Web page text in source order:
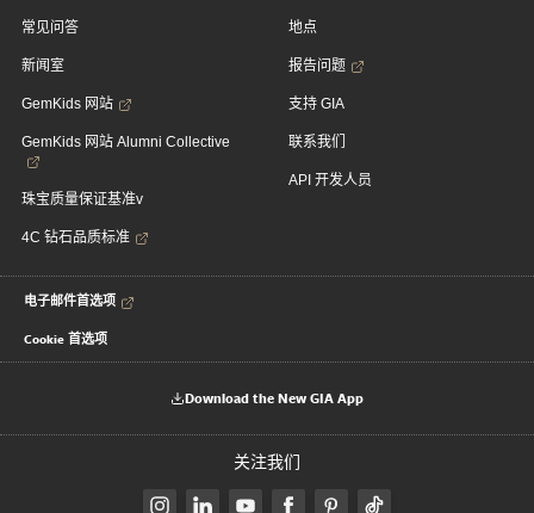
常见问答
新闻室
GemKids 网站
GemKids 网站 Alumni Collective
珠宝质量保证基准v
4C 钻石品质标准
地点
报告问题
支持 GIA
联系我们
API 开发人员
电子邮件首选项
Cookie 首选项
Download the New GIA App
关注我们